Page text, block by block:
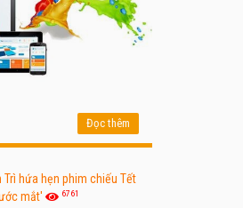
Đọc thêm
Trì hứa hẹn phim chiếu Tết
mắt'
6761